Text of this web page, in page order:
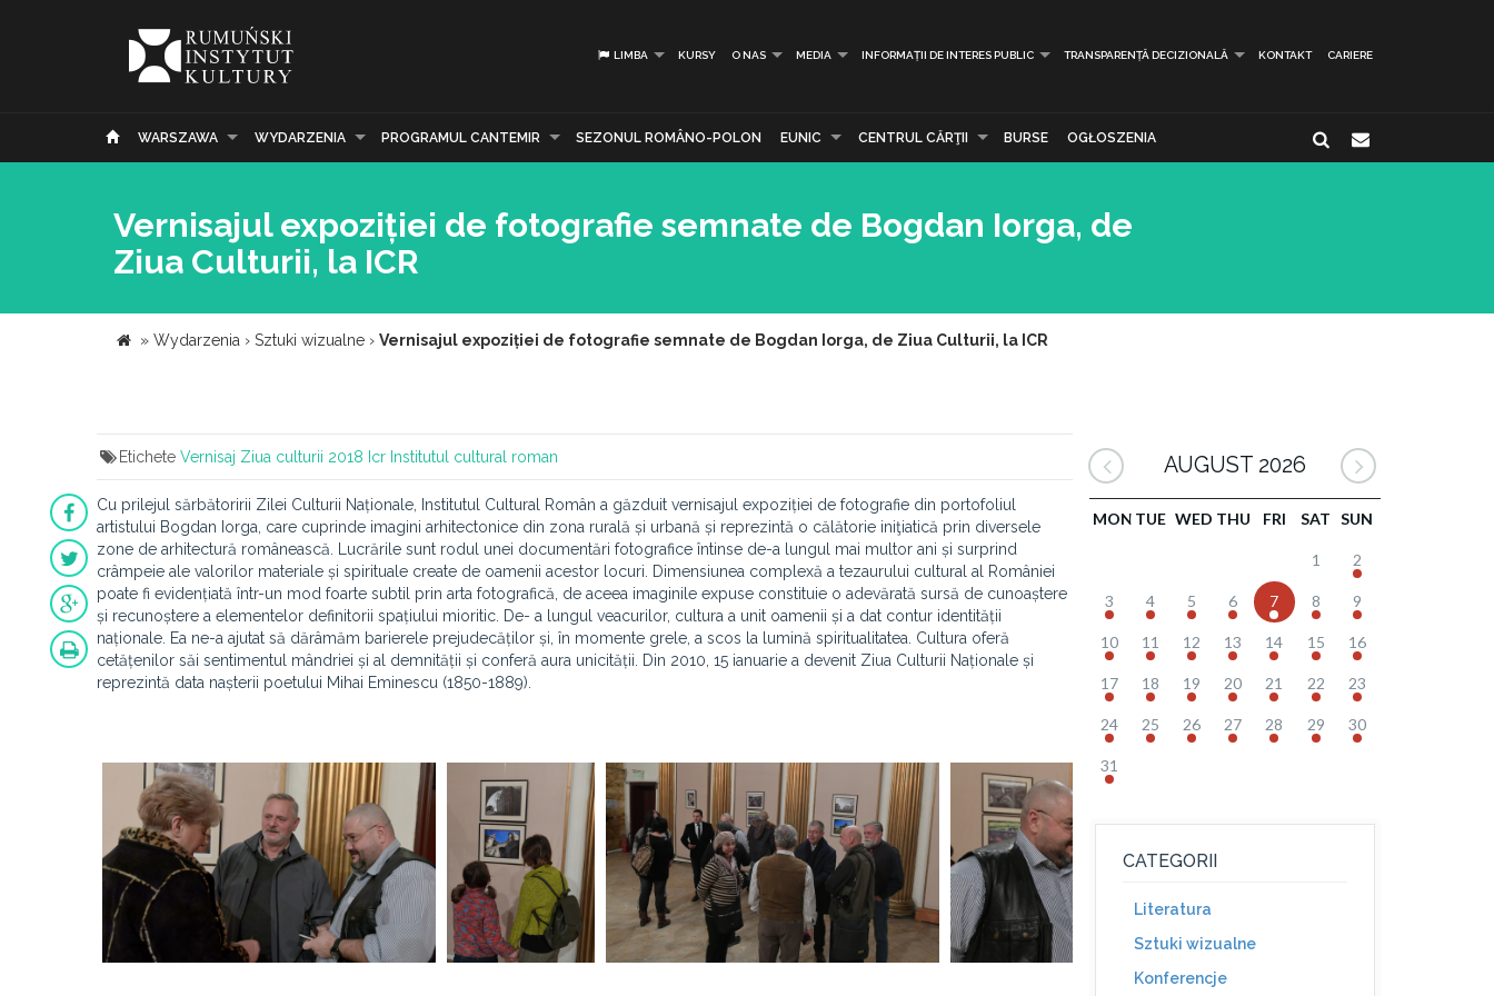
LIMBA KURSY O NAS MEDIA INFORMAȚII DE INTERES PUBLIC TRANSPARENȚĂ DECIZIONALĂ KONTAKT CARIERE
WARSZAWA WYDARZENIA PROGRAMUL CANTEMIR SEZONUL ROMÂNO-POLON EUNIC CENTRUL CĂRŢII BURSE OGŁOSZENIA
Vernisajul expoziției de fotografie semnate de Bogdan Iorga, de
Ziua Culturii, la ICR
» Wydarzenia › Sztuki wizualne › Vernisajul expoziției de fotografie semnate de Bogdan Iorga, de Ziua Culturii, la ICR
Etichete Vernisaj Ziua culturii 2018 Icr Institutul cultural roman
Cu prilejul sărbătoririi Zilei Culturii Naționale, Institutul Cultural Român a găzduit vernisajul expoziției de fotografie din portofoliul
artistului Bogdan Iorga, care cuprinde imagini arhitectonice din zona rurală și urbană și reprezintă o călătorie iniţiatică prin diversele
zone de arhitectură românească. Lucrările sunt rodul unei documentări fotografice întinse de-a lungul mai multor ani și surprind
crâmpeie ale valorilor materiale și spirituale create de oamenii acestor locuri. Dimensiunea complexă a tezaurului cultural al României
poate fi evidențiată într-un mod foarte subtil prin arta fotografică, de aceea imaginile expuse constituie o adevărată sursă de cunoaștere
și recunoștere a elementelor definitorii spațiului mioritic. De- a lungul veacurilor, cultura a unit oamenii și a dat contur identității
naționale. Ea ne-a ajutat să dărâmăm barierele prejudecăților și, în momente grele, a scos la lumină spiritualitatea. Cultura oferă
cetățenilor săi sentimentul mândriei și al demnității și conferă aura unicității. Din 2010, 15 ianuarie a devenit Ziua Culturii Naționale și
reprezintă data nașterii poetului Mihai Eminescu (1850-1889).
AUGUST 2026
MON TUE WED THU FRI SAT SUN
1 2
3 4 5 6 7 8 9
10 11 12 13 14 15 16
17 18 19 20 21 22 23
24 25 26 27 28 29 30
31
CATEGORII
Literatura
Sztuki wizualne
Konferencje